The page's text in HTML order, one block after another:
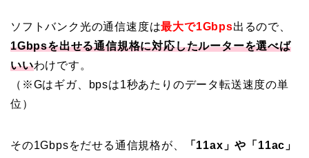
ソフトバンク光の通信速度は最大で1Gbps出るので、
1Gbpsを出せる通信規格に対応したルーターを選べば
いいわけです。
（※Gはギガ、bpsは1秒あたりのデータ転送速度の単
位）
その1Gbpsをだせる通信規格が、
「11ax」や「11ac」